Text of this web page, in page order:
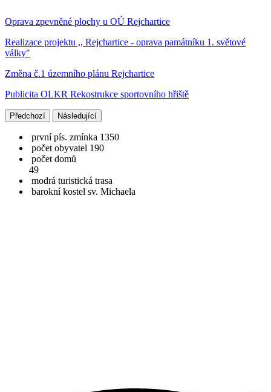
Oprava zpevněné plochy u OÚ Rejchartice
Realizace projektu ,, Rejchartice - oprava památníku 1. světové
války"
Změna č.1 územního plánu Rejchartice
Publicita OLKR Rekostrukce sportovního hřiště
Předchozí Následující
první pís. zmínka 1350
počet obyvatel 190
počet domů
49
modrá turistická trasa
barokní kostel sv. Michaela